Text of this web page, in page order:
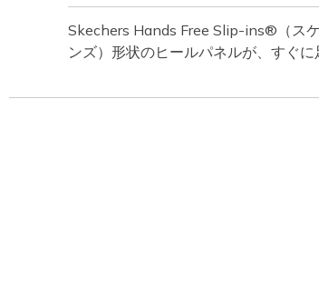
Skechers Hands Free Slip-ins®（ス
ンズ）形状のヒールパネルが、すぐに